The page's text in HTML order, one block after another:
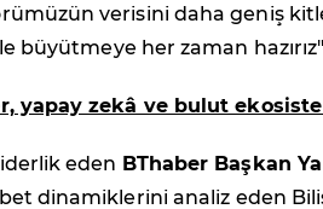
verisini daha geniş
büyütmeye her zaman
yapay zekâ ve bulut
eden BThaber Başkan
dinamiklerini analiz eden